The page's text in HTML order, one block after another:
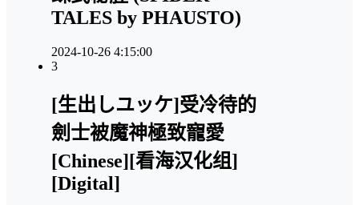
TALES by PHAUSTO)
2024-10-26 4:15:00
3
[生出しユッケ]受冷待的
劍士被魔神極致寵愛
[Chinese][看海汉化组]
[Digital]